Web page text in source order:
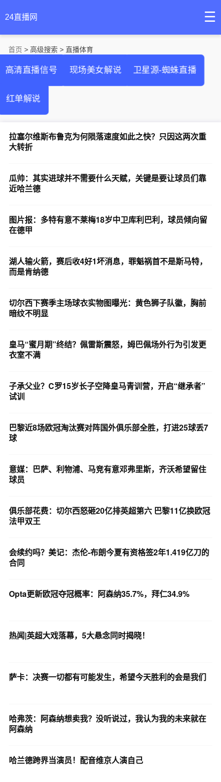
24直播网 ☰
首页 > 高级搜索 > 直播体育
高清直播信号 现场美女解说 卫星源-蜘蛛直播
红单解说
拉塞尔维斯布鲁克为何陨落速度如此之快？只因这两次重
大转折
瓜帅：其实进球并不需要什么天赋，关键是要让球员们靠
近哈兰德
图片报：多特有意不莱梅18岁中卫库利巴利，球员倾向留
在德甲
湖人输火箭，赛后收4好1坏消息，罪魁祸首不是斯马特，
而是肯纳德
切尔西下赛季主场球衣实物图曝光：黄色狮子队徽，胸前
暗纹不明显
皇马“蜜月期”终结？佩雷斯震怒，姆巴佩场外行为引发更
衣室不满
子承父业？C罗15岁长子空降皇马青训营，开启“继承者”
试训
巴黎近8场欧冠淘汰赛对阵国外俱乐部全胜，打进25球丢7
球
意媒：巴萨、利物浦、马竞有意邓弗里斯，齐沃希望留住
球员
俱乐部花费：切尔西怒砸20亿排英超第六 巴黎11亿换欧冠
法甲双王
会续约吗？美记：杰伦-布朗今夏有资格签2年1.419亿刀的
合同
Opta更新欧冠夺冠概率：阿森纳35.7%，拜仁34.9%
热闻|英超大戏落幕，5大悬念同时揭晓！
萨卡：决赛一切都有可能发生，希望今天胜利的会是我们
哈弗茨：阿森纳想卖我？没听说过，我认为我的未来就在
阿森纳
哈兰德跨界当演员！配音维京人演自己